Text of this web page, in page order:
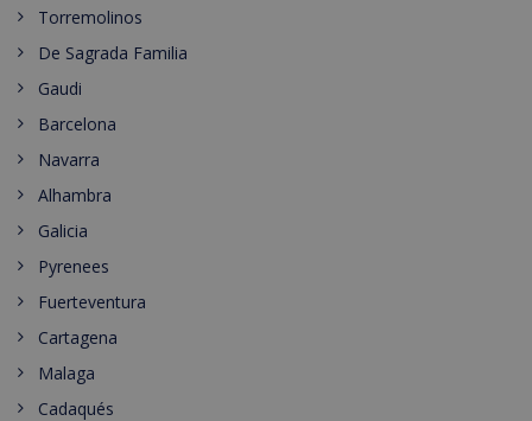
Torremolinos
De Sagrada Familia
Gaudi
Barcelona
Navarra
Alhambra
Galicia
Pyrenees
Fuerteventura
Cartagena
Malaga
Cadaqués